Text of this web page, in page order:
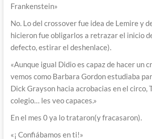
Frankenstein»
No. Lo del crossover fue idea de Lemire y
hicieron fue obligarlos a retrazar el inicio
defecto, estirar el deshenlace).
«Aunque igual Didio es capaz de hacer un
vemos como Barbara Gordon estudiaba
Dick Grayson hacia acrobacias en el circo,
colegio… les veo capaces.»
En el mes 0 ya lo trataron(y fracasaron).
«¡ Confiábamos en ti!»